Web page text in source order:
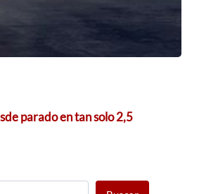
parado en tan solo 2,5